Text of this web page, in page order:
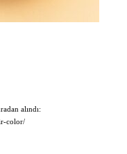
alındı:
color/